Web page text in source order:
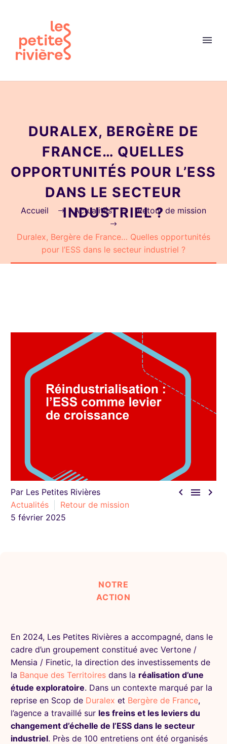
DURALEX, BERGÈRE DE
FRANCE… QUELLES
OPPORTUNITÉS POUR L’ESS
DANS LE SECTEUR
INDUSTRIEL ?
Accueil Actualités Retour de mission
Duralex, Bergère de France… Quelles opportunités
pour l’ESS dans le secteur industriel ?
  
Par Les Petites Rivières
Actualités
Retour de mission
5 février 2025
NOTRE
ACTION
En 2024, Les Petites Rivières a accompagné, dans le
cadre d’un groupement constitué avec Vertone /
Mensia / Finetic, la direction des investissements de
la Banque des Territoires dans la réalisation d’une
étude exploratoire. Dans un contexte marqué par la
reprise en Scop de Duralex et Bergère de France,
l’agence a travaillé sur les freins et les leviers du
changement d’échelle de l’ESS dans le secteur
industriel. Près de 100 entretiens ont été organisés